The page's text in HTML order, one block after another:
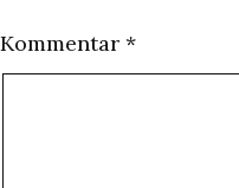
Kommentar *